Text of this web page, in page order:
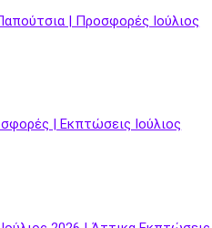
| Προσφορές Ιούλιος
| Εκπτώσεις Ιούλιος